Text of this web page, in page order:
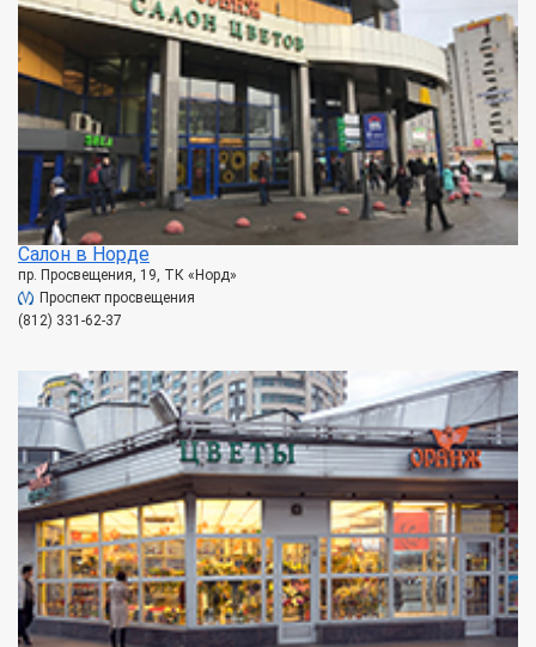
Салон в Норде
пр. Просвещения, 19, ТК «Норд»
Проспект просвещения
(812) 331-62-37